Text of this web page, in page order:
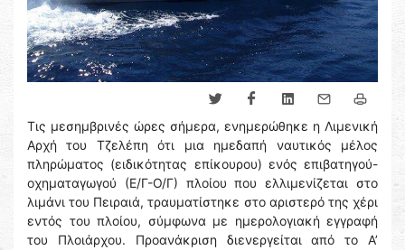
Τις μεσημβρινές ώρες σήμερα, ενημερώθηκε η Λιμενική
Αρχή του Τζελέπη ότι μια ημεδαπή ναυτικός μέλος
πληρώματος (ειδικότητας επίκουρου) ενός επιβατηγού-
οχηματαγωγού (Ε/Γ-Ο/Γ) πλοίου που ελλιμενίζεται στο
λιμάνι του Πειραιά, τραυματίστηκε στο αριστερό της χέρι
εντός του πλοίου, σύμφωνα με ημερολογιακή εγγραφή
του Πλοιάρχου. Προανάκριση διενεργείται από το Α’